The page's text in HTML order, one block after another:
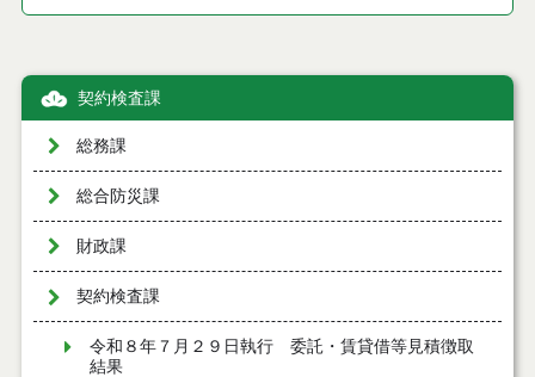
契約検査課
総務課
総合防災課
財政課
契約検査課
令和８年７月２９日執行 委託・賃貸借等見積徴取
結果